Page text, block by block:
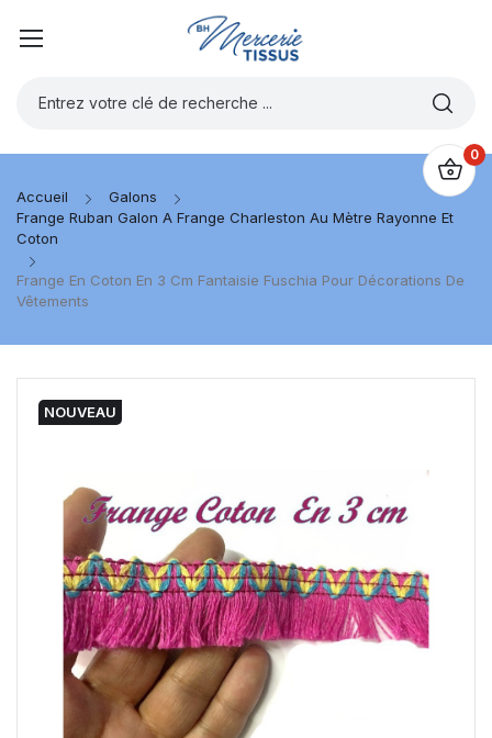
0
Accueil
Galons
Frange Ruban Galon A Frange Charleston Au Mètre Rayonne Et
Coton
Frange En Coton En 3 Cm Fantaisie Fuschia Pour Décorations De
Vêtements
NOUVEAU